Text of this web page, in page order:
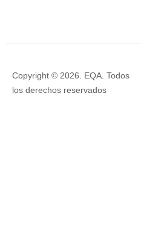
Copyright © 2026. EQA. Todos
los derechos reservados